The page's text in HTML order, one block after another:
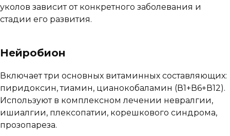
уколов зависит от конкретного заболевания и
стадии его развития.
Нейробион
Включает три основных витаминных составляющих:
пиридоксин, тиамин, цианокобаламин (В1+В6+В12).
Используют в комплексном лечении невралгии,
ишиалгии, плексопатии, корешкового синдрома,
прозопареза.